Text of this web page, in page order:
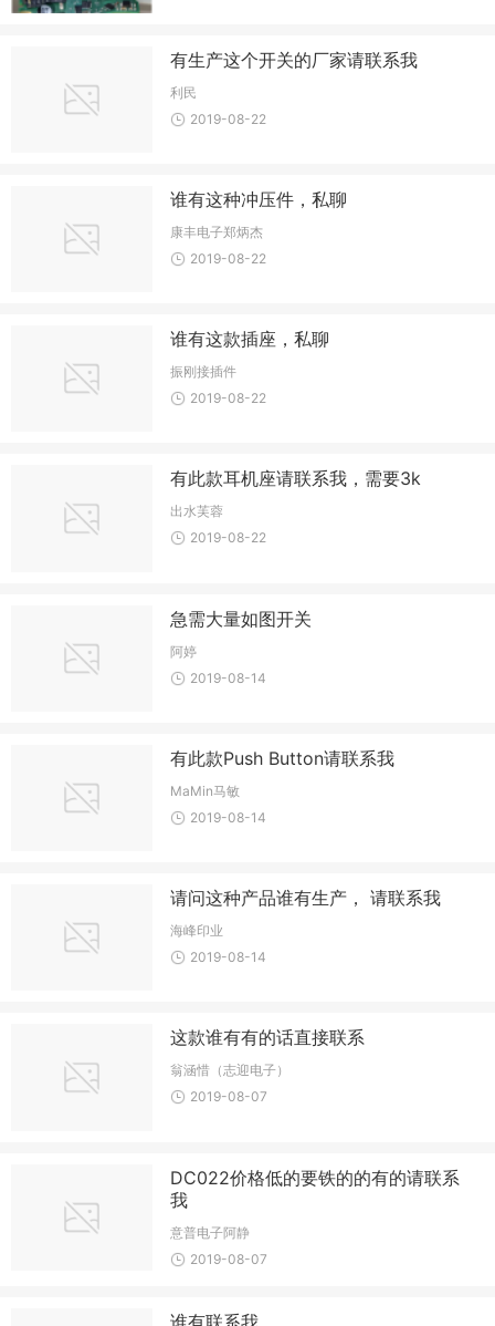
有生产这个开关的厂家请联系我
利民
2019-08-22
谁有这种冲压件，私聊
康丰电子郑炳杰
2019-08-22
谁有这款插座，私聊
振刚接插件
2019-08-22
有此款耳机座请联系我，需要3k
出水芙蓉
2019-08-22
急需大量如图开关
阿婷
2019-08-14
有此款Push Button请联系我
MaMin马敏
2019-08-14
请问这种产品谁有生产， 请联系我
海峰印业
2019-08-14
这款谁有有的话直接联系
翁涵惜（志迎电子）
2019-08-07
DC022价格低的要铁的的有的请联系
我
意普电子阿静
2019-08-07
谁有联系我